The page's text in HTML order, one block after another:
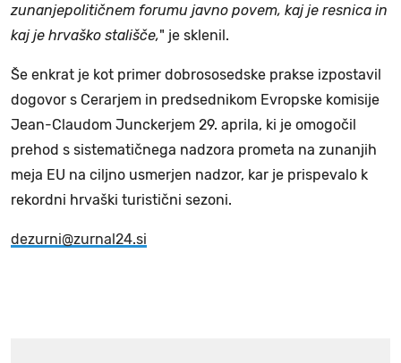
zunanjepolitičnem forumu javno povem, kaj je resnica in
kaj je hrvaško stališče," je sklenil.
Še enkrat je kot primer dobrososedske prakse izpostavil
dogovor s Cerarjem in predsednikom Evropske komisije
Jean-Claudom Junckerjem 29. aprila, ki je omogočil
prehod s sistematičnega nadzora prometa na zunanjih
meja EU na ciljno usmerjen nadzor, kar je prispevalo k
rekordni hrvaški turistični sezoni.
dezurni@zurnal24.si